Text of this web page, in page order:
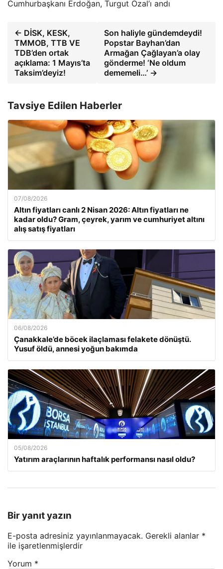
Cumhurbaşkanı Erdoğan, Turgut Özal’ı andı
← DİSK, KESK,
TMMOB, TTB VE
TDB’den ortak
açıklama: 1 Mayıs’ta
Taksim’deyiz!
Son haliyle gündemdeydi!
Popstar Bayhan’dan
Armağan Çağlayan’a olay
gönderme! ‘Ne oldum
dememeli…’ →
Tavsiye Edilen Haberler
07/08/2026
Altın fiyatları canlı 2 Nisan 2026: Altın fiyatları ne
kadar oldu? Gram, çeyrek, yarım ve cumhuriyet altını
alış satış fiyatları
06/08/2026
Çanakkale’de böcek ilaçlaması felakete dönüştü.
Yusuf öldü, annesi yoğun bakımda
05/08/2026
Yatırım araçlarının haftalık performansı nasıl oldu?
Bir yanıt yazın
E-posta adresiniz yayınlanmayacak. Gerekli alanlar *
ile işaretlenmişlerdir
Yorum *